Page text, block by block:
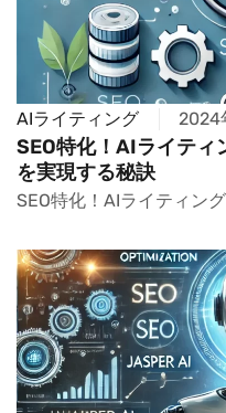
AIライティング 2024
SEO特化！AIライティ
を実現する秘訣
SEO特化！AIライティン